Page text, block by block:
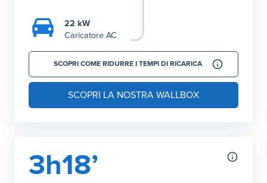
22 kW
Caricatore AC
SCOPRI COME RIDURRE I TEMPI DI RICARICA
SCOPRI LA NOSTRA WALLBOX
3h18’